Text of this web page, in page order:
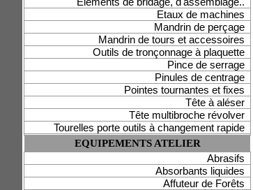
Etaux de machines
Mandrin de perçage
Mandrin de tours et accessoires
Outils de tronçonnage à plaquette
Pince de serrage
Pinules de centrage
Pointes tournantes et fixes
Tête à aléser
Tête multibroche révolver
Tourelles porte outils à changement rapide
EQUIPEMENTS ATELIER
Abrasifs
Absorbants liquides
Affuteur de Forêts